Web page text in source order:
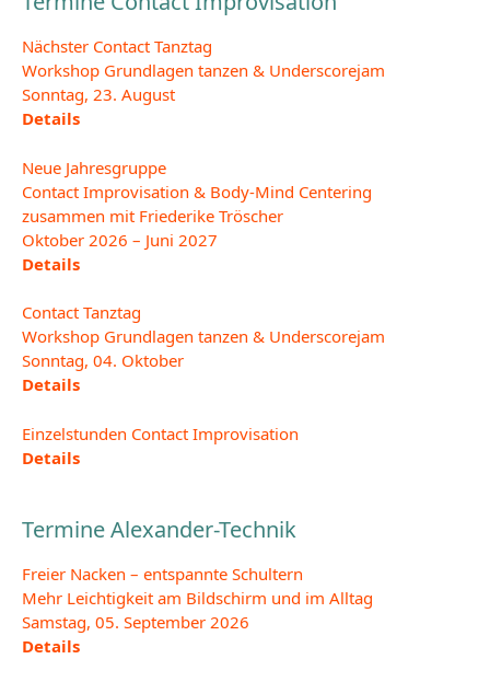
Nächster Contact Tanztag
Workshop Grundlagen tanzen & Underscorejam
Sonntag, 23. August
Details
Neue Jahresgruppe
Contact Improvisation & Body-Mind Centering
zusammen mit Friederike Tröscher
Oktober 2026 – Juni 2027
Details
Contact Tanztag
Workshop Grundlagen tanzen & Underscorejam
Sonntag, 04. Oktober
Details
Einzelstunden Contact Improvisation
Details
Termine Alexander-Technik
Freier Nacken – entspannte Schultern
Mehr Leichtigkeit am Bildschirm und im Alltag
Samstag, 05. September 2026
Details